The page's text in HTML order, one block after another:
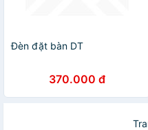
Đèn đặt bàn DT
370.000 đ